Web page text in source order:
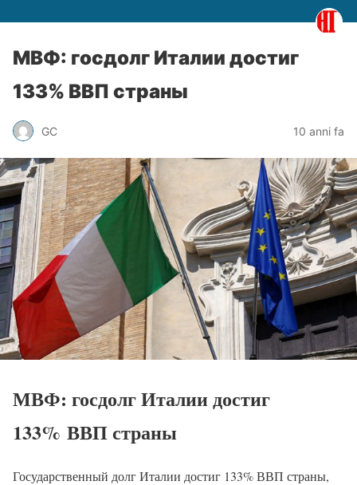
МВФ: госдолг Италии достиг
133% ВВП страны
GC 10 anni fa
МВФ: госдолг Италии достиг
133% ВВП страны
Государственный долг Италии достиг 133% ВВП страны,